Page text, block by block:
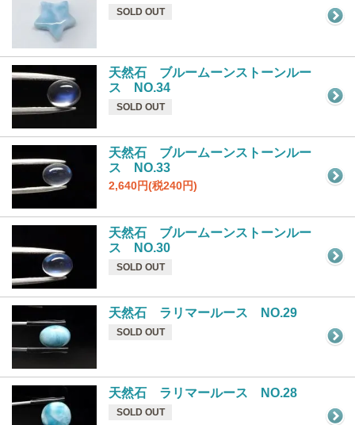
SOLD OUT
天然石 ブルームーンストーンルー
ス NO.34
SOLD OUT
天然石 ブルームーンストーンルー
ス NO.33
2,640円(税240円)
天然石 ブルームーンストーンルー
ス NO.30
SOLD OUT
天然石 ラリマールース NO.29
SOLD OUT
天然石 ラリマールース NO.28
SOLD OUT